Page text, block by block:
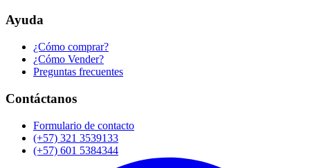
Ayuda
¿Cómo comprar?
¿Cómo Vender?
Preguntas frecuentes
Contáctanos
Formulario de contacto
(+57) 321 3539133
(+57) 601 5384344